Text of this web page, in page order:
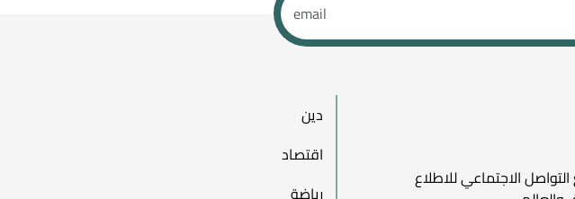
الاجتماعي للاطلاع
دين
اقتصاد
رياضة